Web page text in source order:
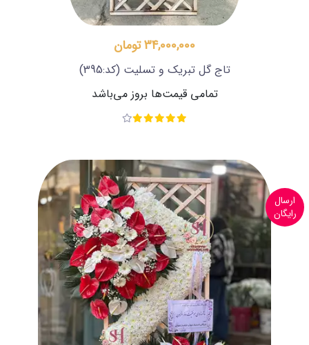
34,000,000 تومان
تاج گل تبریک و تسلیت (کد:395)
تمامی قیمت‌ها بروز می‌باشد
ارسال
رایگان